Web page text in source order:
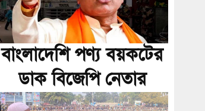
বাংলাদেশি পণ্য বয়কটের
ডাক বিজেপি নেতার